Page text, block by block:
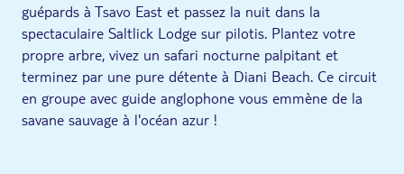
guépards à Tsavo East et passez la nuit dans la
spectaculaire Saltlick Lodge sur pilotis. Plantez votre
propre arbre, vivez un safari nocturne palpitant et
terminez par une pure détente à Diani Beach. Ce circuit
en groupe avec guide anglophone vous emmène de la
savane sauvage à l'océan azur !